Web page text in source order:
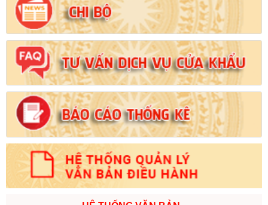
Tên:(Nghị định Quy định chi tiết thi hành một số điều của Luật
Đất đai)
Ngày ban hành: (21/08/2024)
Số:103/2024/NĐ-CP
Tên: (Nghị định Quy định về tiền sử dụng đất, tiền thuê đất)
Ngày ban hành: (21/08/2024)
Số:1731/KH-UBND
Tên:(Kế hoạch triển khai thi hành Luật Đất đai năm 2024)
Ngày ban hành: (21/08/2024)
Số:71/2024/NĐ-CP
Tên:(Nghị định Quy định về giá đất)